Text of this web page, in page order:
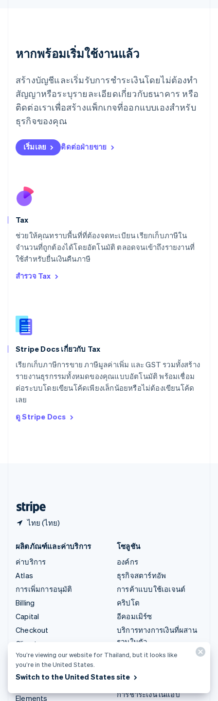
หากพร้อมเริ่มใช้งานแล้ว
สร้างบัญชีและเริ่มรับการชำระเงินโดยไม่ต้องทำ
สัญญาหรือระบุรายละเอียดเกี่ยวกับธนาคาร หรือ
ติดต่อเราเพื่อสร้างแพ็กเกจที่ออกแบบเองสำหรับ
ธุรกิจของคุณ
เริ่มเลย ติดต่อฝ่ายขาย
Tax
ช่วยให้คุณทราบพื้นที่ที่ต้องจดทะเบียน เรียกเก็บภาษีใน
จำนวนที่ถูกต้องได้โดยอัตโนมัติ ตลอดจนเข้าถึงรายงานที่
ใช้สำหรับยื่นเงินคืนภาษี
สำรวจ Tax
Stripe Docs เกี่ยวกับ Tax
เรียกเก็บภาษีการขาย ภาษีมูลค่าเพิ่ม และ GST รวมทั้งสร้าง
รายงานธุรกรรมทั้งหมดของคุณแบบอัตโนมัติ พร้อมเชื่อม
ต่อระบบโดยเขียนโค้ดเพียงเล็กน้อยหรือไม่ต้องเขียนโค้ด
เลย
ดู Stripe Docs
ไทย (ไทย)
เยอรมนี
โรมาเนีย
English
ลักเซมเบิร์ก
FrançaisDeutschEnglish
ลัตเวีย
English
Deutsch English
ลิทัวเนีย
สโลวาเกีย
English
สวิตเซอร์แลนด์
Deutsch FrançaisItaliano English
สวีเดน
SvenskaEnglish
สหรัฐอเมริกา
EnglishEspañol
English
สาธารณรัฐเช็ก
สิงคโปร์
English简体中文
ออสเตรเลีย
English
ออสเตรีย
ItalianoEnglish
ผลิตภัณฑ์และค่าบริการ
ค่าบริการ
Atlas
การเพิ่มการอนุมัติ
Billing
Capital
Checkout
Climate
Connect
คริปโต
Elements
โซลูชัน
องค์กร
ธุรกิจสตาร์ทอัพ
การค้าแบบใช้เอเจนต์
คริปโต
อีคอมเมิร์ซ
บริการทางการเงินที่ผสาน
รวมในตัว
การทำงานอัตโนมัติด้าน
ธุรกิจทั่วโลก
การชำระเงินในแอป
You’re viewing our website for Thailand, but it looks like
you’re in the United States.
Switch to the United States site